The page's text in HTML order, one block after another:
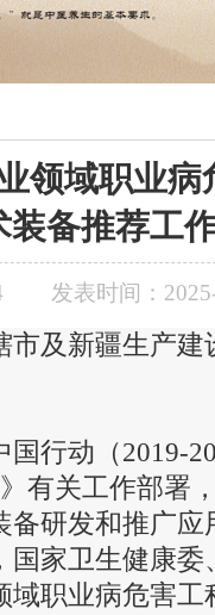
领域职业
装备推荐工
发表时间：
及新疆生产建
行动（2019-
有关工作部署
备研发和推广
国家卫生健康
域职业病危害